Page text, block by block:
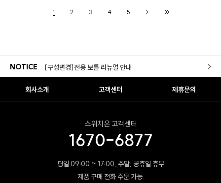
1 2 3 4 5 > >>
NOTICE [구성변경]전용 보틀 리뉴얼 안내
[스위치온 공식] 카드사별 무이자 및 부분무이자 안내
스위치온 다이어트 3주 프로그램 재입고
리셋몰 자사몰 리뉴얼 오픈
회사소개 고객센터 제휴문의
스위치온 고객센터
1670-6877
평일 09:00 ~ 17:00, 주말, 공휴일 휴무
제품 구매 전화 주문 가능.